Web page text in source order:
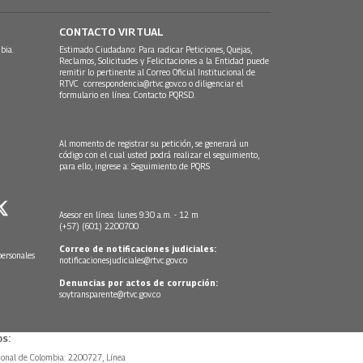
CONTACTO VIRTUAL
Estimado Ciudadano: Para radicar Peticiones, Quejas,
Reclamos, Solicitudes y Felicitaciones a la Entidad puede
remitir lo pertinente al Correo Oficial Institucional de
RTVC correspondencia@rtvc.gov.co o diligenciar el
formulario en línea: Contacto PQRSD.
Al momento de registrar su petición, se generará un
código con el cual usted podrá realizar el seguimiento,
para ello, ingrese a: Seguimiento de PQRS
Asesor en línea: lunes 9:30 a.m. - 12 m
(+57) (601) 2200700
Correo de notificaciones judiciales:
notificacionesjudiciales@rtvc.gov.co
Denuncias por actos de corrupción:
soytransparente@rtvc.gov.co
de Colombia: 2200727, Línea